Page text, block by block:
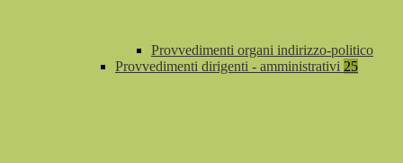
Provvedimenti organi indirizzo-politico
Provvedimenti dirigenti - amministrativi 25